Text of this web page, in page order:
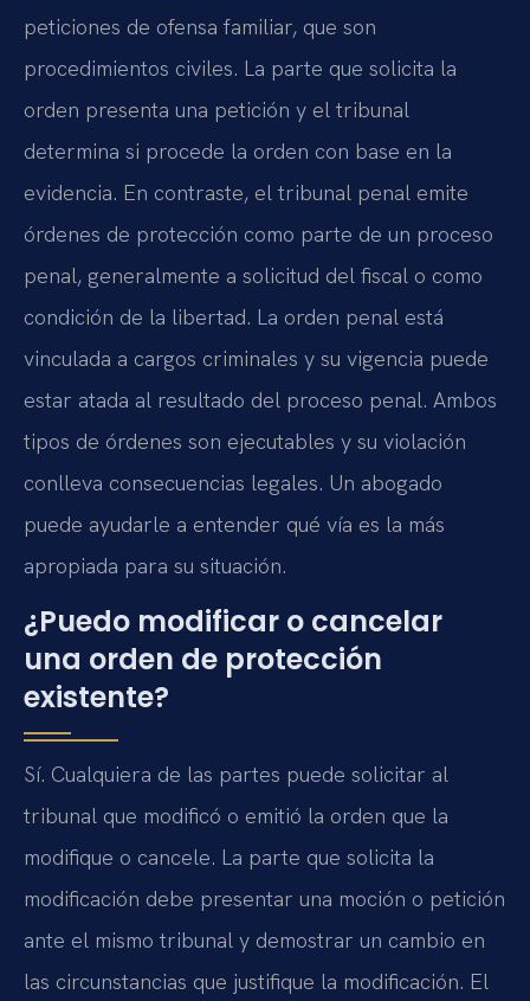
peticiones de ofensa familiar, que son
procedimientos civiles. La parte que solicita la
orden presenta una petición y el tribunal
determina si procede la orden con base en la
evidencia. En contraste, el tribunal penal emite
órdenes de protección como parte de un proceso
penal, generalmente a solicitud del fiscal o como
condición de la libertad. La orden penal está
vinculada a cargos criminales y su vigencia puede
estar atada al resultado del proceso penal. Ambos
tipos de órdenes son ejecutables y su violación
conlleva consecuencias legales. Un abogado
puede ayudarle a entender qué vía es la más
apropiada para su situación.
¿Puedo modificar o cancelar
una orden de protección
existente?
Sí. Cualquiera de las partes puede solicitar al
tribunal que modificó o emitió la orden que la
modifique o cancele. La parte que solicita la
modificación debe presentar una moción o petición
ante el mismo tribunal y demostrar un cambio en
las circunstancias que justifique la modificación. El